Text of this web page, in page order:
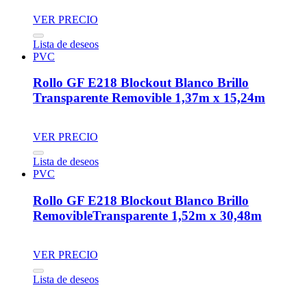
VER PRECIO
Lista de deseos
PVC
Rollo GF E218 Blockout Blanco Brillo
Transparente Removible 1,37m x 15,24m
VER PRECIO
Lista de deseos
PVC
Rollo GF E218 Blockout Blanco Brillo
RemovibleTransparente 1,52m x 30,48m
VER PRECIO
Lista de deseos